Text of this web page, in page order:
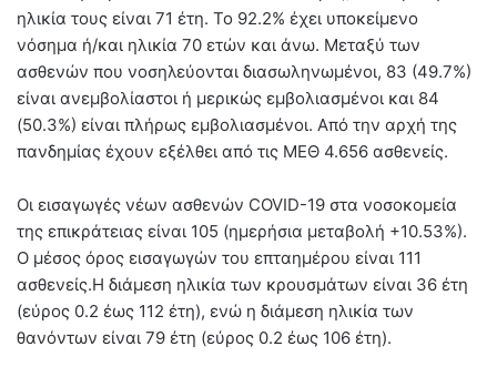
ηλικία τους είναι 71 έτη. To 92.2% έχει υποκείμενο
νόσημα ή/και ηλικία 70 ετών και άνω. Μεταξύ των
ασθενών που νοσηλεύονται διασωληνωμένοι, 83 (49.7%)
είναι ανεμβολίαστοι ή μερικώς εμβολιασμένοι και 84
(50.3%) είναι πλήρως εμβολιασμένοι. Από την αρχή της
πανδημίας έχουν εξέλθει από τις ΜΕΘ 4.656 ασθενείς.
Οι εισαγωγές νέων ασθενών COVID-19 στα νοσοκομεία
της επικράτειας είναι 105 (ημερήσια μεταβολή +10.53%).
Ο μέσος όρος εισαγωγών του επταημέρου είναι 111
ασθενείς.Η διάμεση ηλικία των κρουσμάτων είναι 36 έτη
(εύρος 0.2 έως 112 έτη), ενώ η διάμεση ηλικία των
θανόντων είναι 79 έτη (εύρος 0.2 έως 106 έτη).